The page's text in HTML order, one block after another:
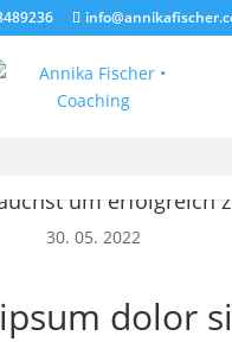
um erfolgreich
30. 05. 2022
dolor